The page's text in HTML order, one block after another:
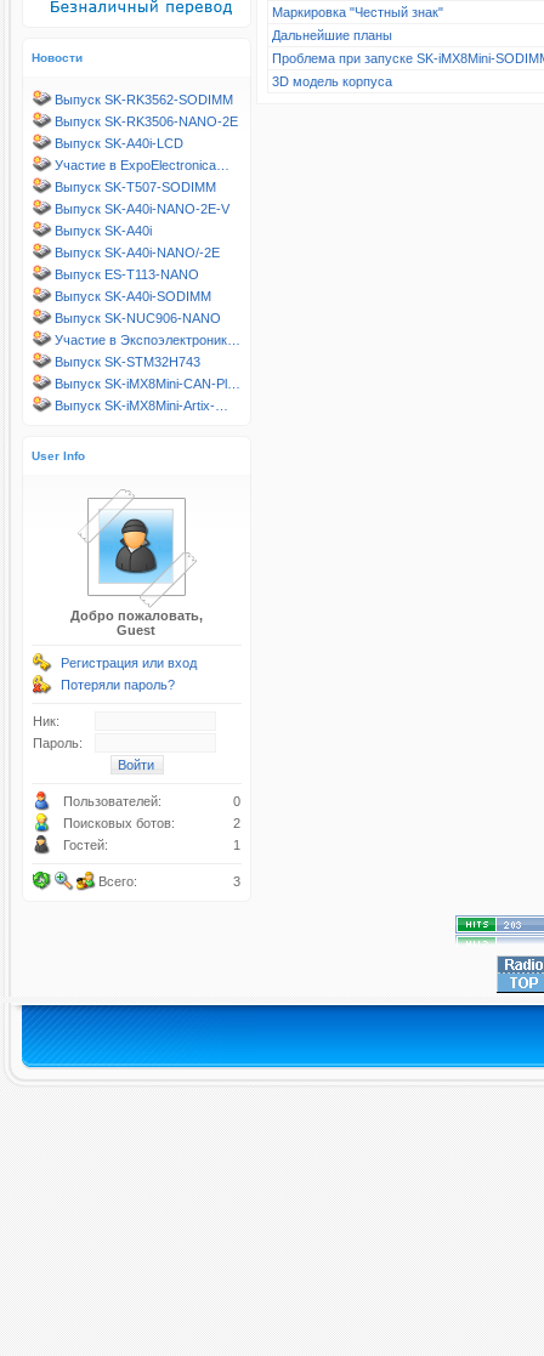
Новости
Выпуск SK-RK3562-SODIMM
Выпуск SK-RK3506-NANO-2E
Выпуск SK-A40i-LCD
Участие в ExpoElectronica…
Выпуск SK-T507-SODIMM
Выпуск SK-A40i-NANO-2E-V
Выпуск SK-A40i
Выпуск SK-A40i-NANO/-2E
Выпуск ES-T113-NANO
Выпуск SK-A40i-SODIMM
Выпуск SK-NUC906-NANO
Участие в Экспоэлектроник…
Выпуск SK-STM32H743
Выпуск SK-iMX8Mini-CAN-Pl…
Выпуск SK-iMX8Mini-Artix-…
User Info
Добро пожаловать,
Guest
Регистрация или вход
Потеряли пароль?
Ник:
Пароль:
Пользователей:
0
Поисковых ботов:
2
Гостей:
1
Всего: 3
Маркировка "Честный знак"
Дальнейшие планы
Проблема при запуске SK-iMX8Mini-
3D модель корпуса